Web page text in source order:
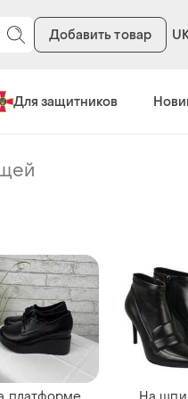
Добавить товар
Для защитников